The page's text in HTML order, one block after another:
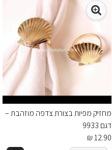
מחזיק מפיות בצורת צדפה מוזהבת –
דגם 9933
12.90 ₪